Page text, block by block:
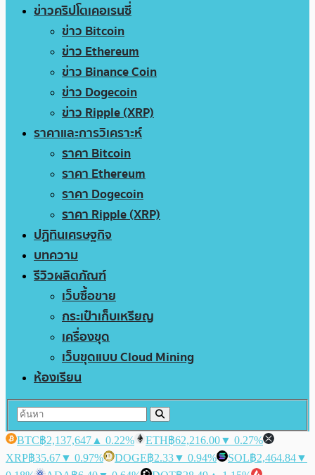
ข่าวคริปโตเคอเรนซี่
ข่าว Bitcoin
ข่าว Ethereum
ข่าว Binance Coin
ข่าว Dogecoin
ข่าว Ripple (XRP)
ราคาและการวิเคราะห์
ราคา Bitcoin
ราคา Ethereum
ราคา Dogecoin
ราคา Ripple (XRP)
ปฏิทินเศรษฐกิจ
บทความ
รีวิวผลิตภัณฑ์
เว็บซื้อขาย
กระเป๋าเก็บเหรียญ
เครื่องขุด
เว็บขุดแบบ Cloud Mining
ห้องเรียน
BTC฿2,137,647 ▲ 0.22% ETH฿62,216.00▼ 0.27%
XRP฿35.67▼ 0.97% DOGE฿2.33▼ 0.94% SOL฿2,464.84▼